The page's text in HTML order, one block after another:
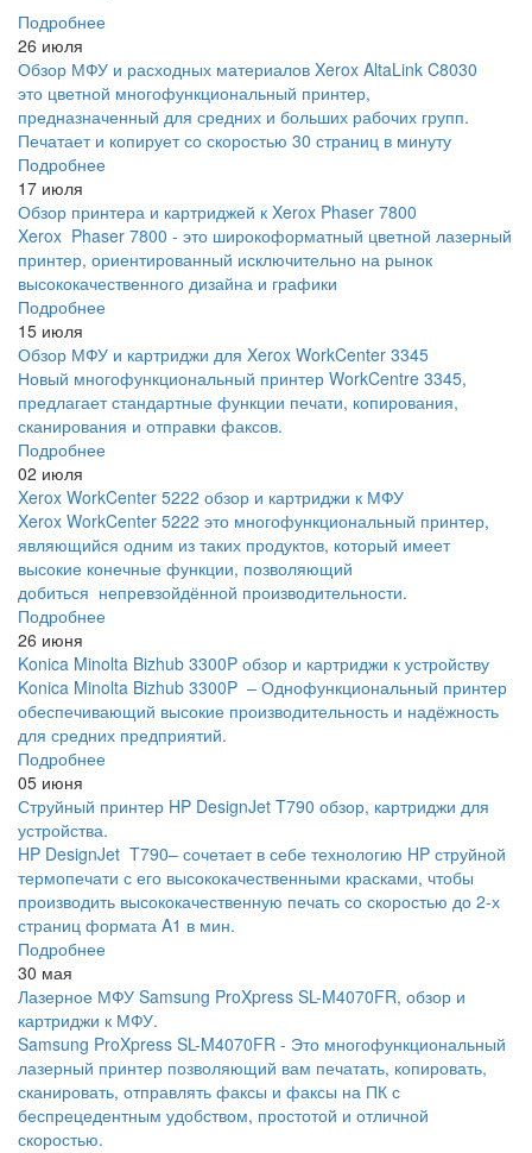
Подробнее
26 июля
Обзор МФУ и расходных материалов Xerox AltaLink C8030
это цветной многофункциональный принтер,
предназначенный для средних и больших рабочих групп.
Печатает и копирует со скоростью 30 страниц в минуту
Подробнее
17 июля
Обзор принтера и картриджей к Xerox Phaser 7800
Xerox Phaser 7800 - это широкоформатный цветной лазерный
принтер, ориентированный исключительно на рынок
высококачественного дизайна и графики
Подробнее
15 июля
Обзор МФУ и картриджи для Xerox WorkCenter 3345
Новый многофункциональный принтер WorkCentre 3345,
предлагает стандартные функции печати, копирования,
сканирования и отправки факсов.
Подробнее
02 июля
Xerox WorkCenter 5222 обзор и картриджи к МФУ
Xerox WorkCenter 5222 это многофункциональный принтер,
являющийся одним из таких продуктов, который имеет
высокие конечные функции, позволяющий
добиться непревзойдённой производительности.
Подробнее
26 июня
Konica Minolta Bizhub 3300P обзор и картриджи к устройству
Konica Minolta Bizhub 3300P – Однофункциональный принтер
обеспечивающий высокие производительность и надёжность
для средних предприятий.
Подробнее
05 июня
Струйный принтер HP DesignJet T790 обзор, картриджи для
устройства.
HP DesignJet T790– сочетает в себе технологию HP струйной
термопечати с его высококачественными красками, чтобы
производить высококачественную печать со скоростью до 2-х
страниц формата A1 в мин.
Подробнее
30 мая
Лазерное МФУ Samsung ProXpress SL-M4070FR, обзор и
картриджи к МФУ.
Samsung ProXpress SL-M4070FR - Это многофункциональный
лазерный принтер позволяющий вам печатать, копировать,
сканировать, отправлять факсы и факсы на ПК с
беспрецедентным удобством, простотой и отличной
скоростью.